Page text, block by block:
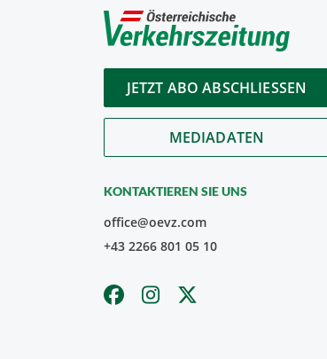
JETZT ABO ABSCHLIESSEN
MEDIADATEN
KONTAKTIEREN SIE UNS
office@oevz.com
+43 2266 801 05 10